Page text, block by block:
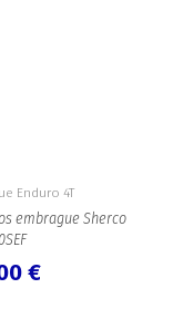
Enduro 4T
embrague Sherco
€